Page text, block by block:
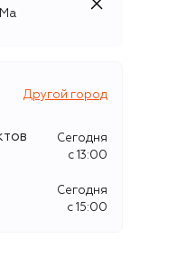
Другой город
Сегодня
c 13:00
Сегодня
c 15:00